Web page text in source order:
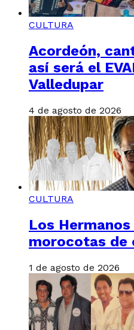
CULTURA
Acordeón,
así será el
Valledupar
4 de agosto de 2026
CULTURA
Los
morocotas de
1 de agosto de 2026